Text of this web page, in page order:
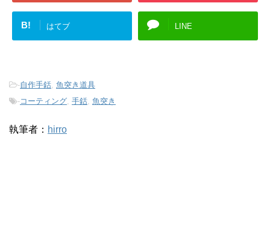
B! はてブ LINE
-自作手銛, 魚突き道具
-コーティング, 手銛, 魚突き
執筆者： hirro